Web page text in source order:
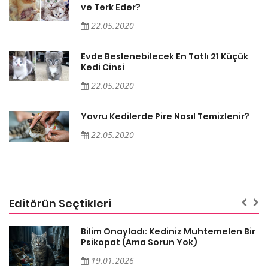
ve Terk Eder?
22.05.2020
Evde Beslenebilecek En Tatlı 21 Küçük
Kedi Cinsi
22.05.2020
Yavru Kedilerde Pire Nasıl Temizlenir?
22.05.2020
Editörün Seçtikleri
Bilim Onayladı: Kediniz Muhtemelen Bir
Psikopat (Ama Sorun Yok)
19.01.2026